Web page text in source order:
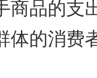
商品的支
体的消费